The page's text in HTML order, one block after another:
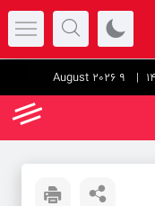
| 9 August 2026